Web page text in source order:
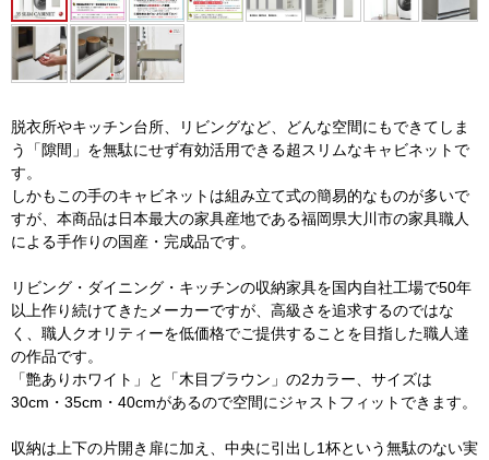
脱衣所やキッチン台所、リビングなど、どんな空間にもできてしま
う「隙間」を無駄にせず有効活用できる超スリムなキャビネットで
す。
しかもこの手のキャビネットは組み立て式の簡易的なものが多いで
すが、本商品は日本最大の家具産地である福岡県大川市の家具職人
による手作りの国産・完成品です。
リビング・ダイニング・キッチンの収納家具を国内自社工場で50年
以上作り続けてきたメーカーですが、高級さを追求するのではな
く、職人クオリティーを低価格でご提供することを目指した職人達
の作品です。
「艶ありホワイト」と「木目ブラウン」の2カラー、サイズは
30cm・35cm・40cmがあるので空間にジャストフィットできます。
収納は上下の片開き扉に加え、中央に引出し1杯という無駄のない実